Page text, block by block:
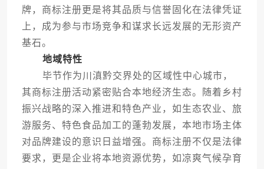
牌，商标注册更是将其品质与信誉固化在法律凭证
上，成为参与市场竞争和谋求长远发展的无形资产
基石。
地域特性
毕节作为川滇黔交界处的区域性中心城市，
其商标注册活动紧密贴合本地经济生态。随着乡村
振兴战略的深入推进和特色产业，如生态农业、旅
游服务、特色食品加工的蓬勃发展，本地市场主体
对品牌建设的意识日益增强。商标注册不仅是法律
要求，更是企业将本地资源优势，如凉爽气候孕育